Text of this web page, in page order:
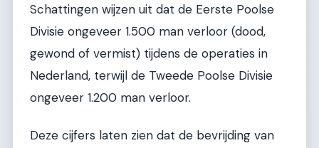
Schattingen wijzen uit dat de Eerste Poolse
Divisie ongeveer 1.500 man verloor (dood,
gewond of vermist) tijdens de operaties in
Nederland, terwijl de Tweede Poolse Divisie
ongeveer 1.200 man verloor.
Deze cijfers laten zien dat de bevrijding van